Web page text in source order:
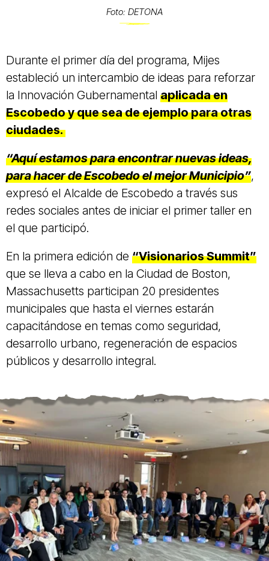
Foto: DETONA
Durante el primer día del programa, Mijes
estableció un intercambio de ideas para reforzar
la Innovación Gubernamental aplicada en
Escobedo y que sea de ejemplo para otras
ciudades.
“Aquí estamos para encontrar nuevas ideas,
para hacer de Escobedo el mejor Municipio”,
expresó el Alcalde de Escobedo a través sus
redes sociales antes de iniciar el primer taller en
el que participó.
En la primera edición de “Visionarios Summit”
que se lleva a cabo en la Ciudad de Boston,
Massachusetts participan 20 presidentes
municipales que hasta el viernes estarán
capacitándose en temas como seguridad,
desarrollo urbano, regeneración de espacios
públicos y desarrollo integral.